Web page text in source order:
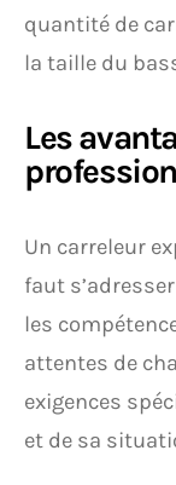
quantité de
la taille du
Les
Un carreleur
faut
les
attentes de
exigences
et de sa